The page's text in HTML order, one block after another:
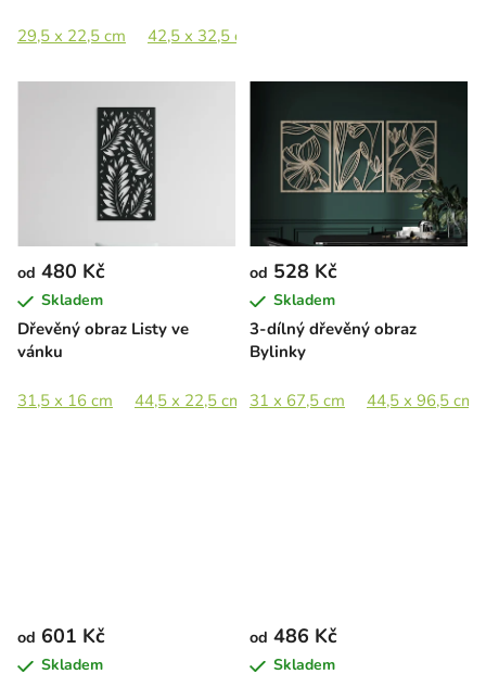
29,5 x 22,5 cm 42,5 x 32,5 cm
Dřevěný obraz Listy ve
vánku
od 480 Kč
Skladem
31,5 x 16 cm 44,5 x 22,5 cm 65 x 33 cm 89 x 45 cm
3-dílný dřevěný obraz
Bylinky
od 528 Kč
Skladem
31 x 67,5 cm 44,5 x 96,5 cm
od 601 Kč
Skladem
od 486 Kč
Skladem